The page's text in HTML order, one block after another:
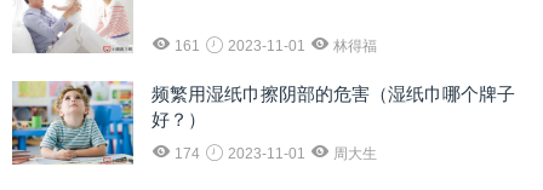
161 2023-11-01 林得福
频繁用湿纸巾擦阴部的危害（湿纸巾哪个牌子
好？）
174 2023-11-01 周大生